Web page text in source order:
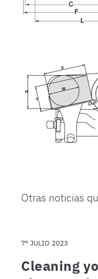
Otras noticias
7º JULIO 2023
Cleaning